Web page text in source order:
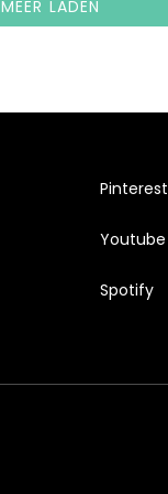
MEER LADEN
Pinterest
Youtube
Spotify